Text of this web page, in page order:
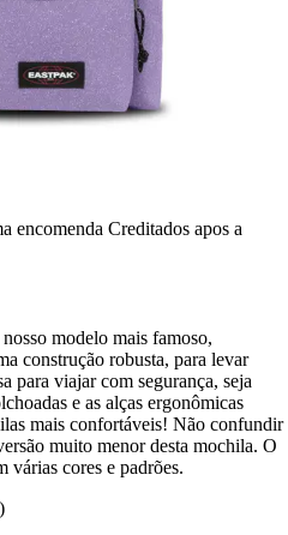
encomenda Creditados apos a
modelo mais famoso,
construção robusta, para levar
para viajar com segurança, seja
e as alças ergonômicas
mais confortáveis! Não confundir
muito menor desta mochila. O
várias cores e padrões.